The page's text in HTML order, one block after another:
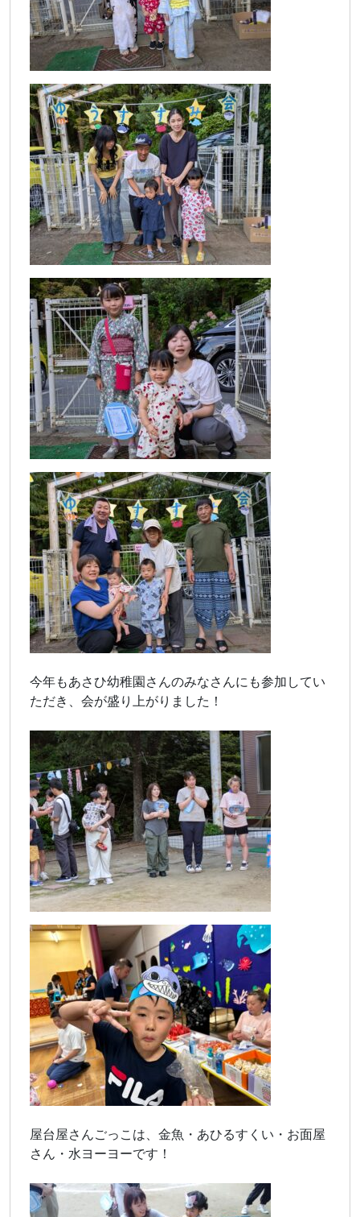
今年もあさひ幼稚園さんのみなさんにも参加してい
ただき、会が盛り上がりました！
屋台屋さんごっこは、金魚・あひるすくい・お面屋
さん・水ヨーヨーです！